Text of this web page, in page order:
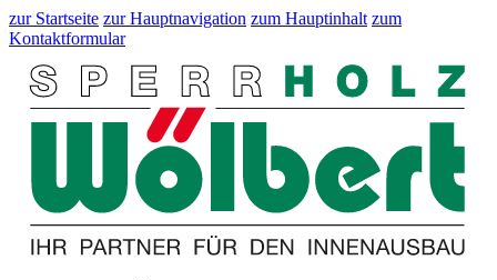
zur Startseite zur Hauptnavigation zum Hauptinhalt zum
Kontaktformular